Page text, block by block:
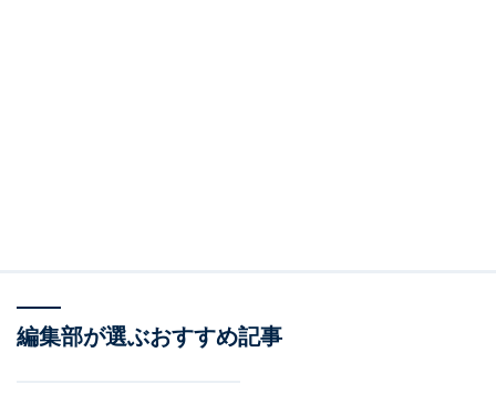
編集部が選ぶおすすめ記事